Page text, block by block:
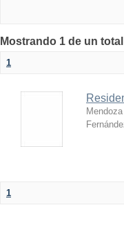
Mostrando 1 de un
1
1